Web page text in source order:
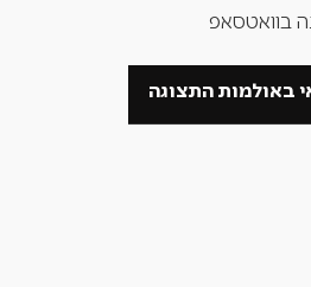
בוואטסאפ
באולמות התצוגה